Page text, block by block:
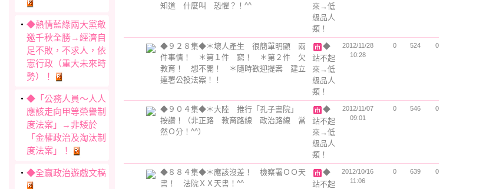
‧ ◆熱情藍綠兩大黨敬
邀千秋全勝→經濟自
足不敗，不求人，依
憲行政（重大未來時
勢）！
‧ ◆「公務人員～人人
應該走向甲等榮譽制
度法案」→非矮於
「金權政治及淘汰制
度法案」！
‧ ◆全贏政治遊戲文稿
知道 什麼叫 恐懼？！^^
來→低
級品人
類！
◆９２８集◆＊壞人產生 很簡單明顯 兩
件事情！ ＊第１件 窮！ ＊第２件 欠
教育！ 想不開！ ＊隨時歡迎提案 建立
連署公投法案！！
◆
站不起
來→低
級品人
類！
2012/11/28
10:28
0 524 0
◆９０４集◆＊大陸 推行「孔子書院」
按讚！（非正路 教育路線 政治路線 當
然Ｏ分！^^）
◆
站不起
來→低
級品人
類！
2012/11/07
09:01
0 546 0
◆８８４集◆＊應該沒差！ 檢察署ＯＯ天
書！ 法院ＸＸ天書！^^
◆
站不起
2012/10/16
11:06
0 639 0